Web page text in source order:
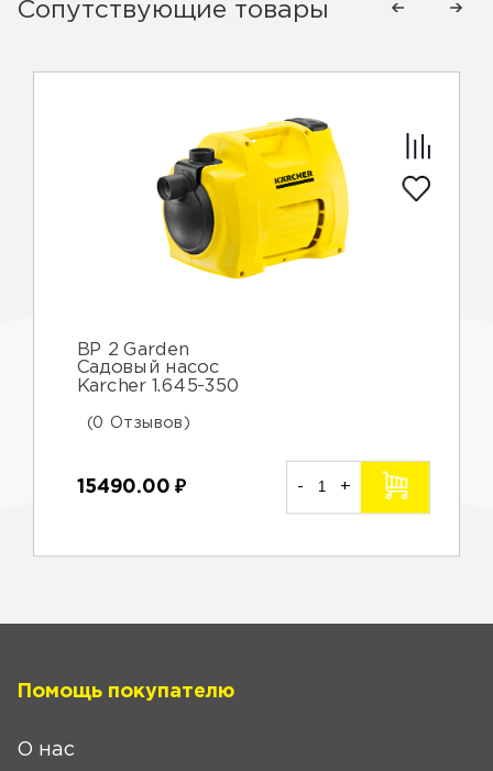
Сопутствующие товары
BP 2 Garden
Садовый насос
Karcher 1.645-350
(0 Отзывов)
15490.00₽ - +
Помощь покупателю
О нас